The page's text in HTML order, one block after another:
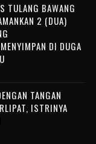
TULANG BAWANG
2 (DUA)
DI DUGA
TANGAN
ISTRINYA